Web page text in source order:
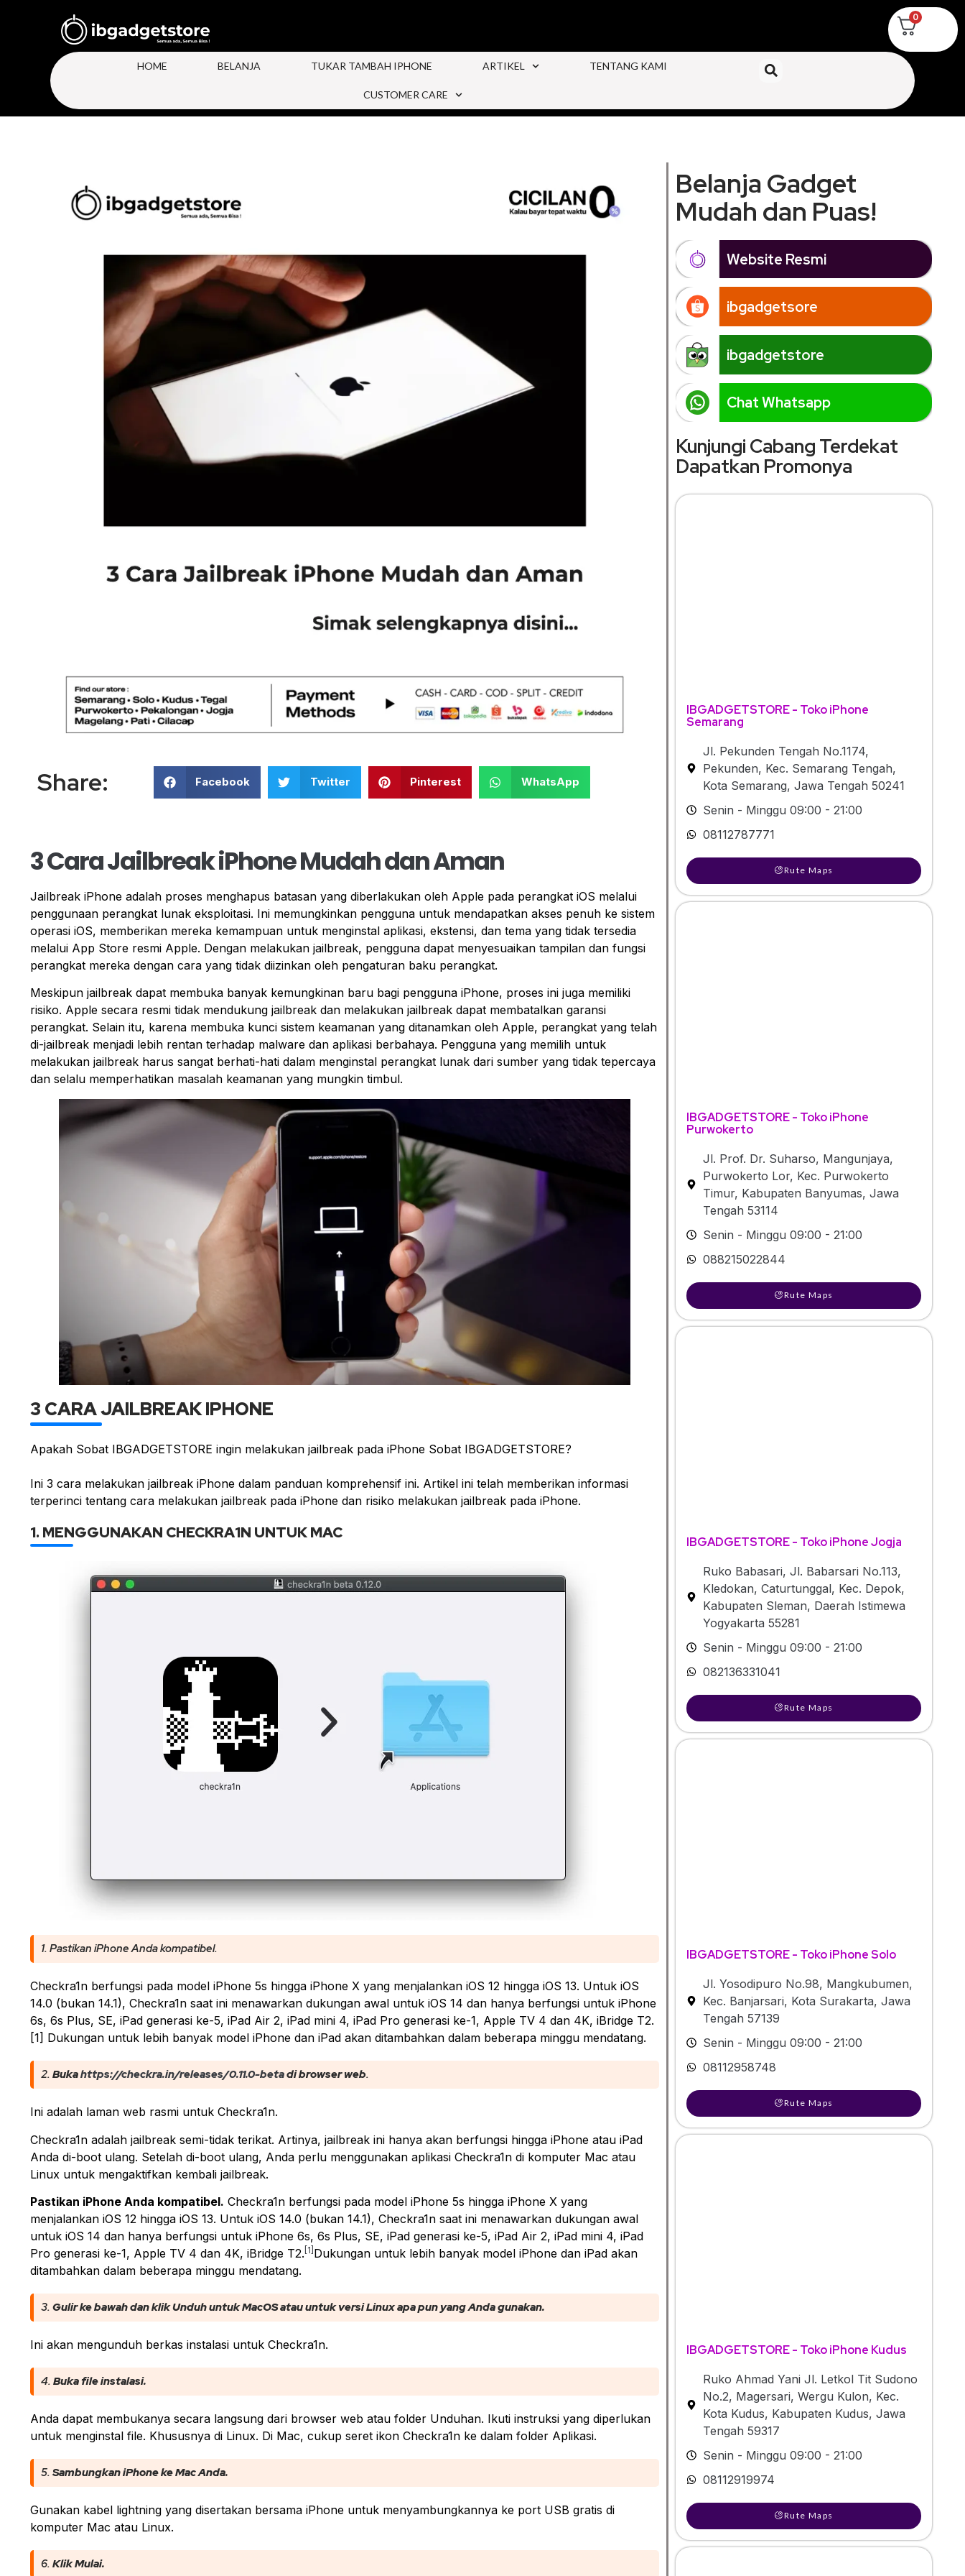
0
HOME BELANJA TUKAR TAMBAH IPHONE ARTIKEL TENTANG KAMI
CUSTOMER CARE
Share: Facebook Twitter Pinterest WhatsApp
3 Cara Jailbreak iPhone Mudah dan Aman
Jailbreak iPhone adalah proses menghapus batasan yang diberlakukan oleh Apple pada perangkat iOS melalui
penggunaan perangkat lunak eksploitasi. Ini memungkinkan pengguna untuk mendapatkan akses penuh ke sistem
operasi iOS, memberikan mereka kemampuan untuk menginstal aplikasi, ekstensi, dan tema yang tidak tersedia
melalui App Store resmi Apple. Dengan melakukan jailbreak, pengguna dapat menyesuaikan tampilan dan fungsi
perangkat mereka dengan cara yang tidak diizinkan oleh pengaturan baku perangkat.
Meskipun jailbreak dapat membuka banyak kemungkinan baru bagi pengguna iPhone, proses ini juga memiliki
risiko. Apple secara resmi tidak mendukung jailbreak dan melakukan jailbreak dapat membatalkan garansi
perangkat. Selain itu, karena membuka kunci sistem keamanan yang ditanamkan oleh Apple, perangkat yang telah
di-jailbreak menjadi lebih rentan terhadap malware dan aplikasi berbahaya. Pengguna yang memilih untuk
melakukan jailbreak harus sangat berhati-hati dalam menginstal perangkat lunak dari sumber yang tidak tepercaya
dan selalu memperhatikan masalah keamanan yang mungkin timbul.
3 CARA JAILBREAK IPHONE
Apakah Sobat IBGADGETSTORE ingin melakukan jailbreak pada iPhone Sobat IBGADGETSTORE?
Ini 3 cara melakukan jailbreak iPhone dalam panduan komprehensif ini. Artikel ini telah memberikan informasi
terperinci tentang cara melakukan jailbreak pada iPhone dan risiko melakukan jailbreak pada iPhone.
1. MENGGUNAKAN CHECKRA1N UNTUK MAC
1. Pastikan iPhone Anda kompatibel.
Checkra1n berfungsi pada model iPhone 5s hingga iPhone X yang menjalankan iOS 12 hingga iOS 13. Untuk iOS
14.0 (bukan 14.1), Checkra1n saat ini menawarkan dukungan awal untuk iOS 14 dan hanya berfungsi untuk iPhone
6s, 6s Plus, SE, iPad generasi ke-5, iPad Air 2, iPad mini 4, iPad Pro generasi ke-1, Apple TV 4 dan 4K, iBridge T2.
[1] Dukungan untuk lebih banyak model iPhone dan iPad akan ditambahkan dalam beberapa minggu mendatang.
2. Bukahttps://checkra.in/releases/0.11.0-betadi browser web.
Ini adalah laman web rasmi untuk Checkra1n.
Checkra1n adalah jailbreak semi-tidak terikat. Artinya, jailbreak ini hanya akan berfungsi hingga iPhone atau iPad
Anda di-boot ulang. Setelah di-boot ulang, Anda perlu menggunakan aplikasi Checkra1n di komputer Mac atau
Linux untuk mengaktifkan kembali jailbreak.
Pastikan iPhone Anda kompatibel. Checkra1n berfungsi pada model iPhone 5s hingga iPhone X yang
menjalankan iOS 12 hingga iOS 13. Untuk iOS 14.0 (bukan 14.1), Checkra1n saat ini menawarkan dukungan awal
untuk iOS 14 dan hanya berfungsi untuk iPhone 6s, 6s Plus, SE, iPad generasi ke-5, iPad Air 2, iPad mini 4, iPad
Pro generasi ke-1, Apple TV 4 dan 4K, iBridge T2. [1] Dukungan untuk lebih banyak model iPhone dan iPad akan
ditambahkan dalam beberapa minggu mendatang.
3. Gulir ke bawah dan klik Unduh untuk MacOS atau untuk versi Linux apa pun yang Anda gunakan.
Ini akan mengunduh berkas instalasi untuk Checkra1n.
4. Buka file instalasi.
Anda dapat membukanya secara langsung dari browser web atau folder Unduhan. Ikuti instruksi yang diperlukan
untuk menginstal file. Khususnya di Linux. Di Mac, cukup seret ikon Checkra1n ke dalam folder Aplikasi.
5. Sambungkan iPhone ke Mac Anda.
Gunakan kabel lightning yang disertakan bersama iPhone untuk menyambungkannya ke port USB gratis di
komputer Mac atau Linux.
6. Klik Mulai.
Belanja Gadget
Mudah dan Puas!
Website Resmi
ibgadgetsore
ibgadgetstore
Chat Whatsapp
Kunjungi Cabang Terdekat
Dapatkan Promonya
IBGADGETSTORE - Toko iPhone
Semarang
Jl. Pekunden Tengah No.1174,
Pekunden, Kec. Semarang Tengah,
Kota Semarang, Jawa Tengah 50241
Senin - Minggu 09:00 - 21:00
08112787771
Rute Maps
IBGADGETSTORE - Toko iPhone
Purwokerto
Jl. Prof. Dr. Suharso, Mangunjaya,
Purwokerto Lor, Kec. Purwokerto
Timur, Kabupaten Banyumas, Jawa
Tengah 53114
Senin - Minggu 09:00 - 21:00
088215022844
Rute Maps
IBGADGETSTORE - Toko iPhone Jogja
Ruko Babasari, Jl. Babarsari No.113,
Kledokan, Caturtunggal, Kec. Depok,
Kabupaten Sleman, Daerah Istimewa
Yogyakarta 55281
Senin - Minggu 09:00 - 21:00
082136331041
Rute Maps
IBGADGETSTORE - Toko iPhone Solo
Jl. Yosodipuro No.98, Mangkubumen,
Kec. Banjarsari, Kota Surakarta, Jawa
Tengah 57139
Senin - Minggu 09:00 - 21:00
08112958748
Rute Maps
IBGADGETSTORE - Toko iPhone Kudus
Ruko Ahmad Yani Jl. Letkol Tit Sudono
No.2, Magersari, Wergu Kulon, Kec.
Kota Kudus, Kabupaten Kudus, Jawa
Tengah 59317
Senin - Minggu 09:00 - 21:00
08112919974
Rute Maps